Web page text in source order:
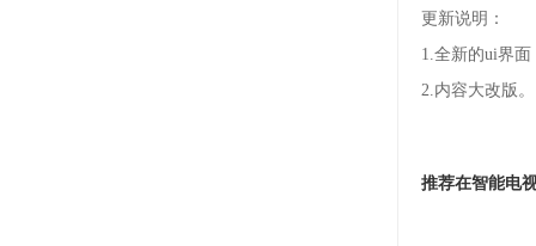
更新说明：
1.全新的ui界面
2.内容大改版。
推荐在智能电